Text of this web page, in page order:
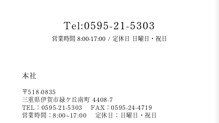
Tel:0595-21-5303
営業時間 8:00-17:00 / 定休日 日曜日・祝日
本社
〒518-0835
三重県伊賀市緑ケ丘南町 4408-7
TEL：0595-21-5303
FAX：0595-24-4719
営業時間：8:00~17:00
定休日：日曜日・祝日